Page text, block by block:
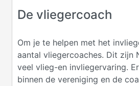
De vliegercoach
Om je te helpen met het
aantal vliegercoaches. Dit zijn
veel vlieg-en invliegervaring.
binnen de vereniging en de